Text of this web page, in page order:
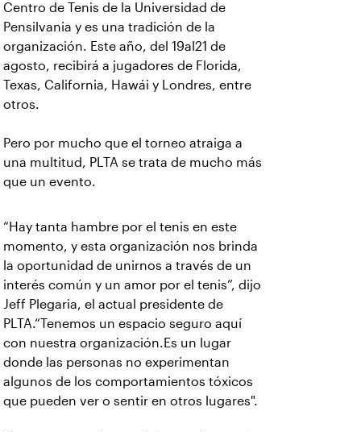
Centro de Tenis de la Universidad de
Pensilvania y es una tradición de la
organización. Este año, del 19al21 de
agosto, recibirá a jugadores de Florida,
Texas, California, Hawái y Londres, entre
otros.
Pero por mucho que el torneo atraiga a
una multitud, PLTA se trata de mucho más
que un evento.
“Hay tanta hambre por el tenis en este
momento, y esta organización nos brinda
la oportunidad de unirnos a través de un
interés común y un amor por el tenis”, dijo
Jeff Plegaria, el actual presidente de
PLTA.“Tenemos un espacio seguro aquí
con nuestra organización.Es un lugar
donde las personas no experimentan
algunos de los comportamientos tóxicos
que pueden ver o sentir en otros lugares".